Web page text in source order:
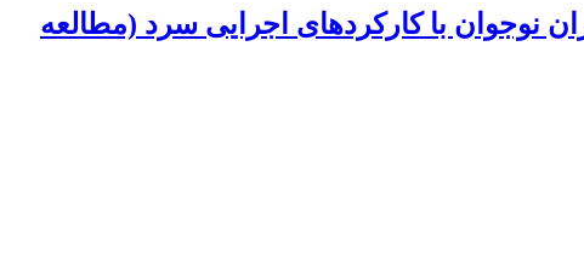
نوجوان با کارکردهای اجرایی سرد (مطالعه